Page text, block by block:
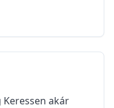
Keressen akár